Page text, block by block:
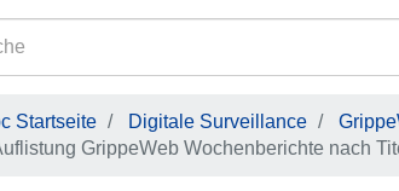
Startseite Digitale Surveillance
GrippeWeb Wochenberichte nach